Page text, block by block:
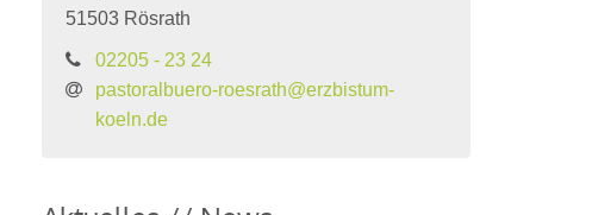
51503 Rösrath
02205 - 23 24
pastoralbuero-roesrath@erzbistum-
koeln.de